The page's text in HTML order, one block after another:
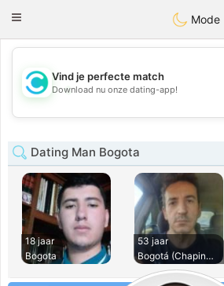
olombiaCitas
Toggle
Mode
💖
💕
Vind je perfecte match
Download nu onze dating-app!
Dating Man Bogota
18 jaar
Bogota
53 jaar
Bogotá (Chapinero)